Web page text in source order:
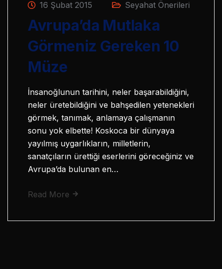
16 Şubat 2015 Seyahat Önerileri
Avrupa’da Mutlaka
Görmeniz Gereken 10
Müze
İnsanoğlunun tarihini, neler başarabildiğini,
neler üretebildiğini ve bahşedilen yetenekleri
görmek, tanımak, anlamaya çalışmanın
sonu yok elbette! Koskoca bir dünyaya
yayılmış uygarlıkların, milletlerin,
sanatçıların ürettiği eserlerini göreceğiniz ve
Avrupa’da bulunan en…
Read More